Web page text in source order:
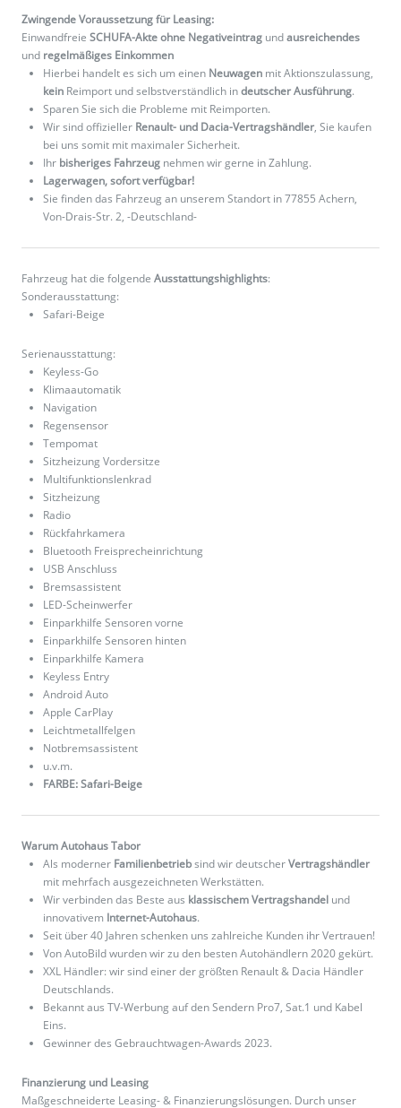
Zwingende Voraussetzung für Leasing:
Einwandfreie SCHUFA-Akte ohne Negativeintrag undausreichendes
und regelmäßiges Einkommen
Hierbei handelt es sich um einen Neuwagen mit Aktionszulassung,
kein Reimport und selbstverständlich indeutscher Ausführung.
Sparen Sie sich die Probleme mit Reimporten.
Wir sind offizieller Renault- und Dacia-Vertragshändler, Sie kaufen
bei uns somit mit maximaler Sicherheit.
Ihr bisheriges Fahrzeug nehmen wir gerne in Zahlung.
Lagerwagen, sofort verfügbar!
Sie finden das Fahrzeug an unserem Standort in 77855 Achern,
Von-Drais-Str. 2, -Deutschland-
Fahrzeug hat die folgende Ausstattungshighlights:
Sonderausstattung:
Safari-Beige
Serienausstattung:
Keyless-Go
Klimaautomatik
Navigation
Regensensor
Tempomat
Sitzheizung Vordersitze
Multifunktionslenkrad
Sitzheizung
Radio
Rückfahrkamera
Bluetooth Freisprecheinrichtung
USB Anschluss
Bremsassistent
LED-Scheinwerfer
Einparkhilfe Sensoren vorne
Einparkhilfe Sensoren hinten
Einparkhilfe Kamera
Keyless Entry
Android Auto
Apple CarPlay
Leichtmetallfelgen
Notbremsassistent
u.v.m.
FARBE: Safari-Beige
Warum Autohaus Tabor
Als moderner Familienbetriebsind wir deutscherVertragshändler
mit mehrfach ausgezeichneten Werkstätten.
Wir verbinden das Beste aus klassischem Vertragshandel und
innovativem Internet-Autohaus.
Seit über 40 Jahren schenken uns zahlreiche Kunden ihr Vertrauen!
Von AutoBild wurden wir zu den besten Autohändlern 2020 gekürt.
XXL Händler: wir sind einer der größten Renault & Dacia Händler
Deutschlands.
Bekannt aus TV-Werbung auf den Sendern Pro7, Sat.1 und Kabel
Eins.
Gewinner des Gebrauchtwagen-Awards 2023.
Finanzierung und Leasing
Maßgeschneiderte Leasing- & Finanzierungslösungen. Durch unser